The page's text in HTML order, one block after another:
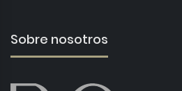
Sobre nosotros